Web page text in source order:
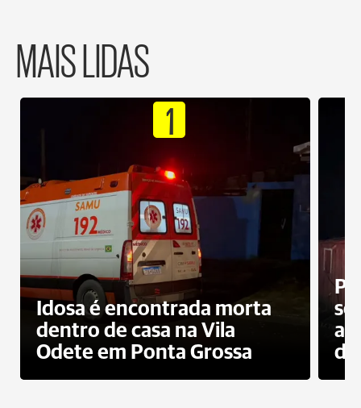
MAIS LIDAS
1
Idosa é encontrada morta
dentro de casa na Vila
Odete em Ponta Grossa
do